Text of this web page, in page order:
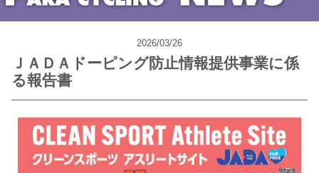
2026/03/26
ＪＡＤＡドーピング防止情報提供事業に係
る報告書